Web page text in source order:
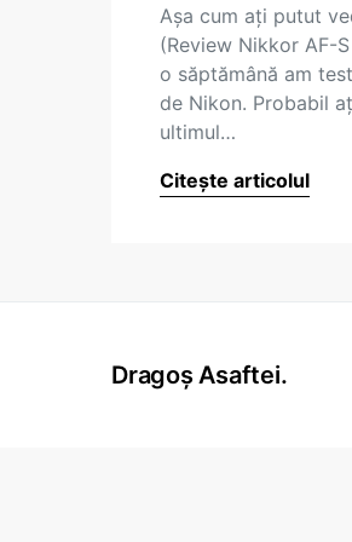
Așa cum ați putut
(Review Nikkor AF-
o săptămână am
de Nikon. Probabil
ultimul…
Citește articolul
Dragoș Asaftei.